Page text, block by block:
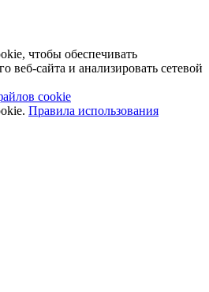
чтобы обеспечивать
веб-сайта и анализировать сетевой
cookie
Правила использования